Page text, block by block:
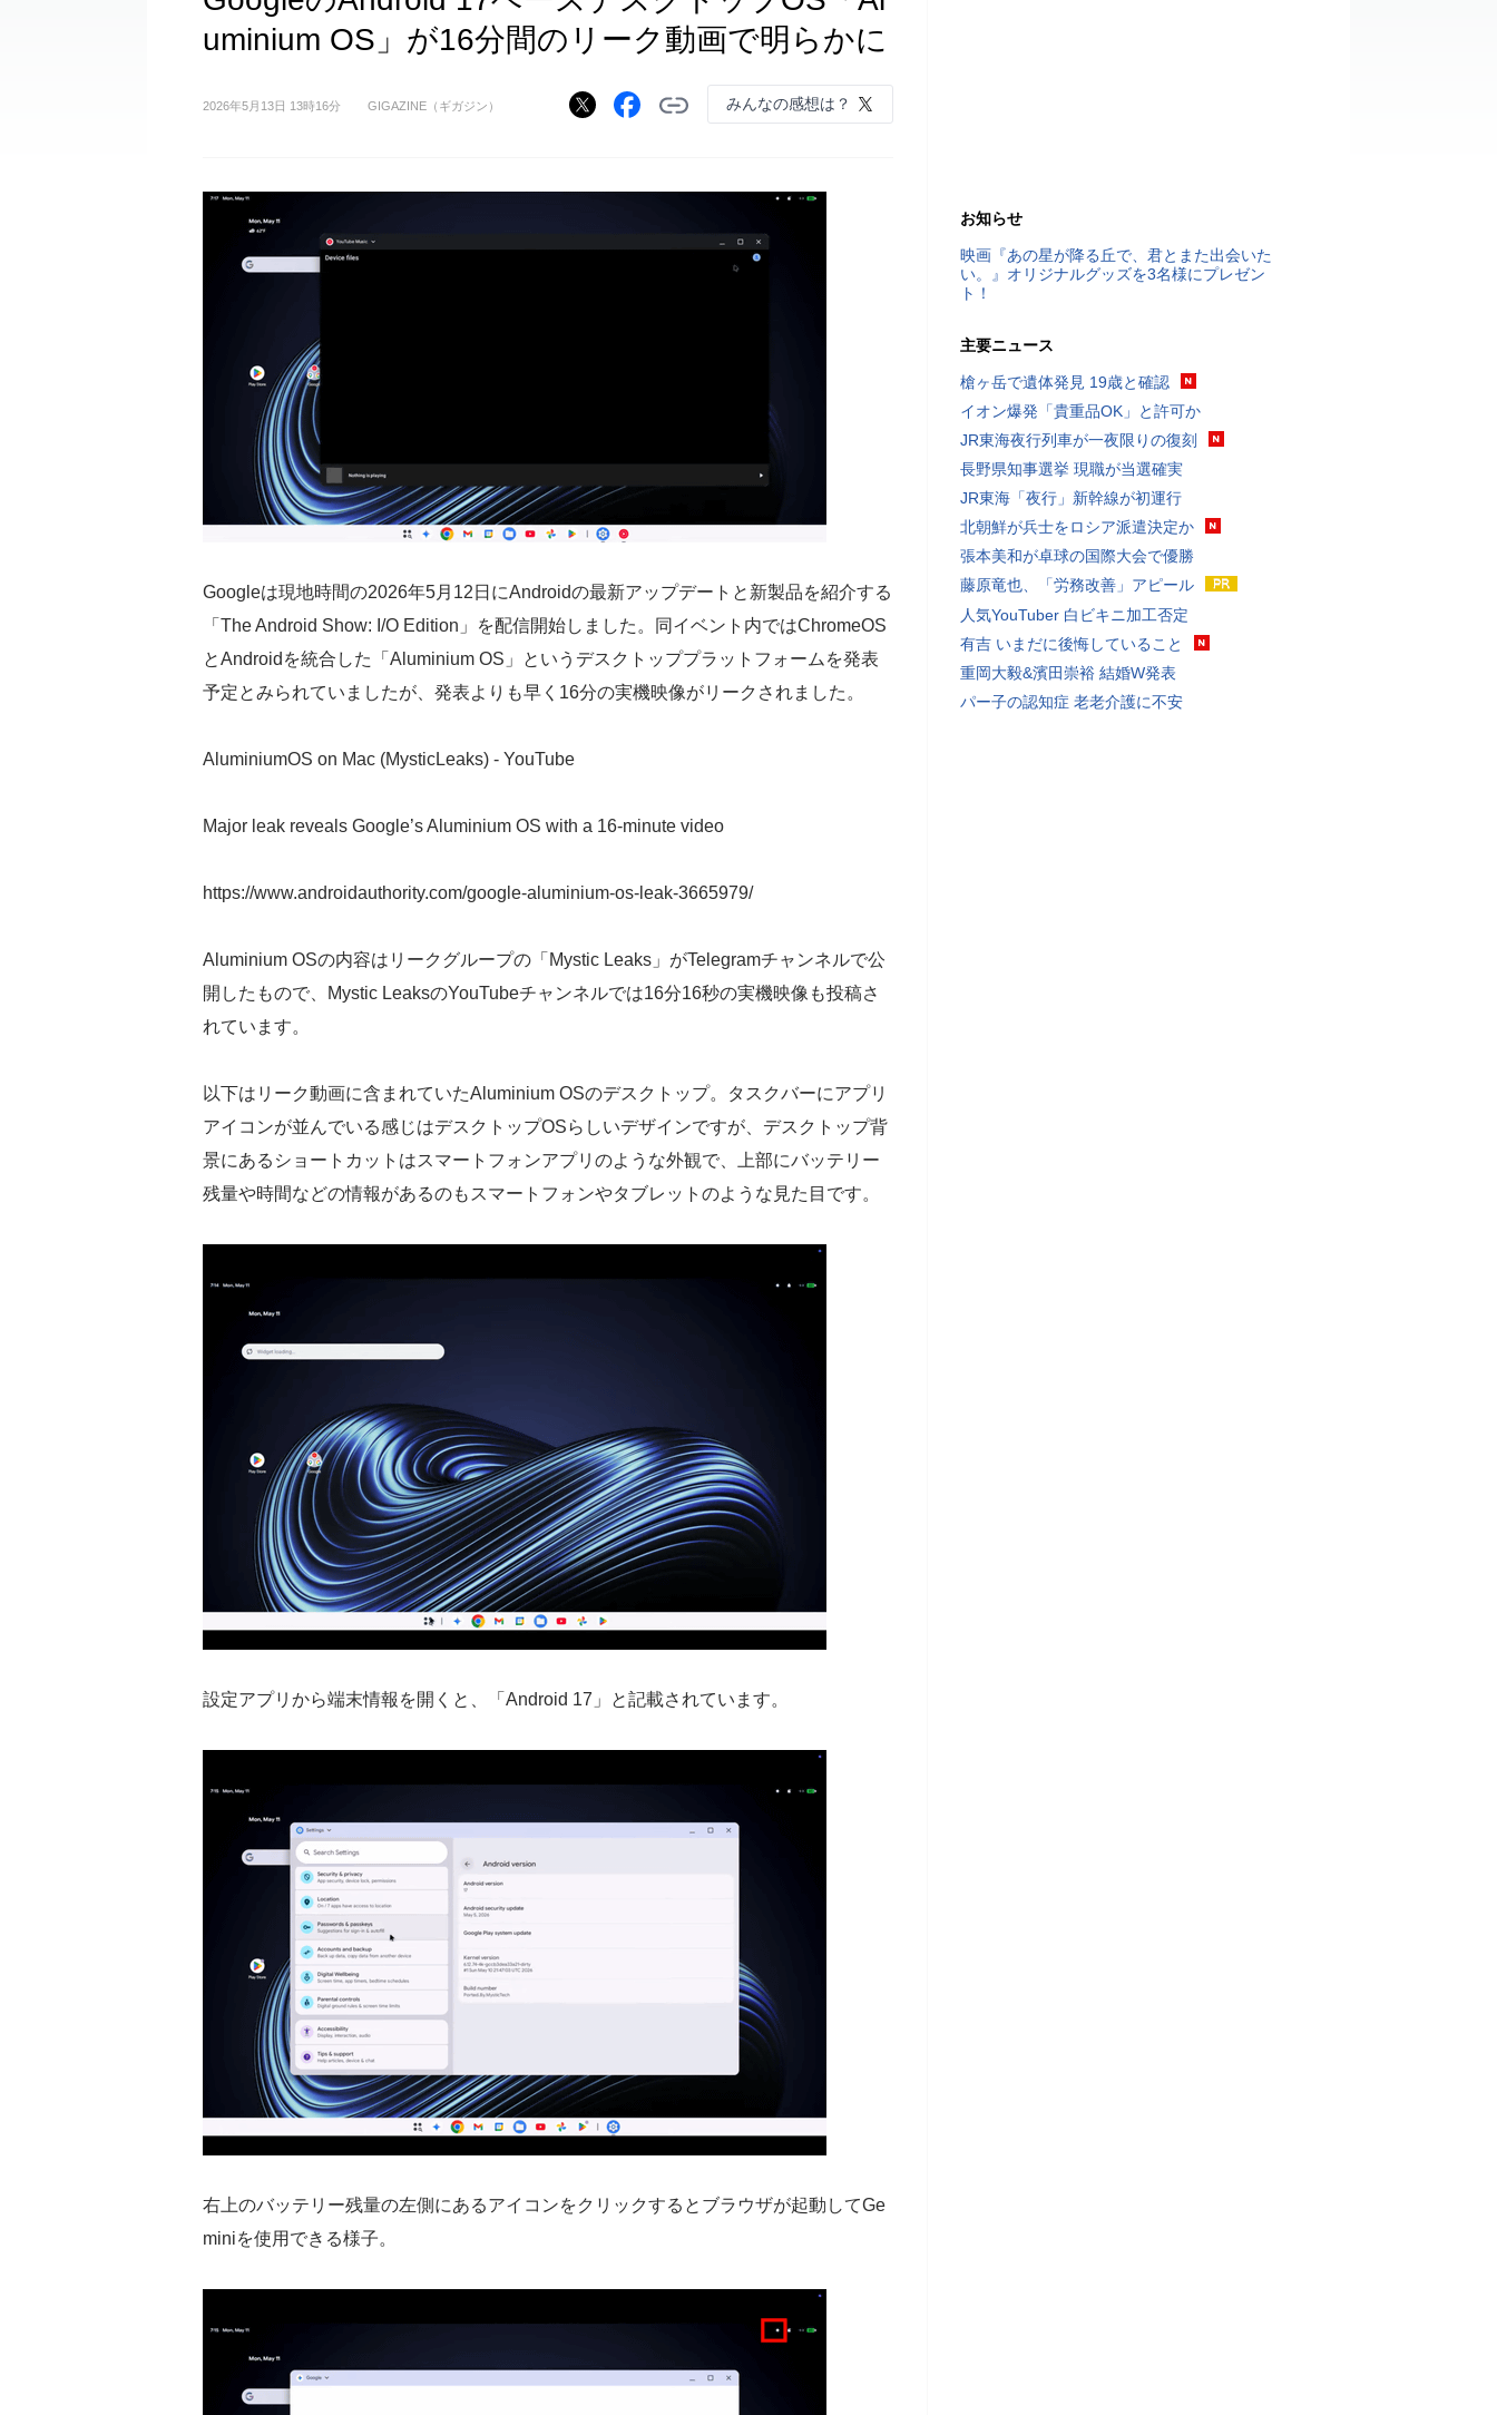
uminium OS」が16分間のリーク動画で明らかに
2026年5月13日 13時16分 GIGAZINE（ギガジン） みんなの感想は？
Googleは現地時間の2026年5月12日にAndroidの最新アップデートと新製品を紹介する
「The Android Show: I/O Edition」を配信開始しました。同イベント内ではChromeOS
とAndroidを統合した「Aluminium OS」というデスクトッププラットフォームを発表
予定とみられていましたが、発表よりも早く16分の実機映像がリークされました。
AluminiumOS on Mac (MysticLeaks) - YouTube
Major leak reveals Google’s Aluminium OS with a 16-minute video
https://www.androidauthority.com/google-aluminium-os-leak-3665979/
Aluminium OSの内容はリークグループの「Mystic Leaks」がTelegramチャンネルで公
開したもので、Mystic LeaksのYouTubeチャンネルでは16分16秒の実機映像も投稿さ
れています。
以下はリーク動画に含まれていたAluminium OSのデスクトップ。タスクバーにアプリ
アイコンが並んでいる感じはデスクトップOSらしいデザインですが、デスクトップ背
景にあるショートカットはスマートフォンアプリのような外観で、上部にバッテリー
残量や時間などの情報があるのもスマートフォンやタブレットのような見た目です。
設定アプリから端末情報を開くと、「Android 17」と記載されています。
右上のバッテリー残量の左側にあるアイコンをクリックするとブラウザが起動してGe
miniを使用できる様子。
お知らせ
映画『あの星が降る丘で、君とまた出会いた
い。』オリジナルグッズを3名様にプレゼン
ト！
主要ニュース
槍ヶ岳で遺体発見 19歳と確認
イオン爆発「貴重品OK」と許可か
JR東海夜行列車が一夜限りの復刻
長野県知事選挙 現職が当選確実
JR東海「夜行」新幹線が初運行
北朝鮮が兵士をロシア派遣決定か
張本美和が卓球の国際大会で優勝
藤原竜也、「労務改善」アピール
人気YouTuber 白ビキニ加工否定
有吉 いまだに後悔していること
重岡大毅&濱田崇裕 結婚W発表
パー子の認知症 老老介護に不安